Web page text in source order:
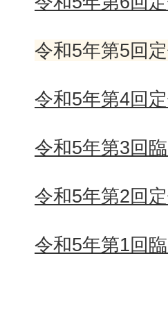
令和5年第5回
令和5年第4回
令和5年第3回
令和5年第2回
令和5年第1回